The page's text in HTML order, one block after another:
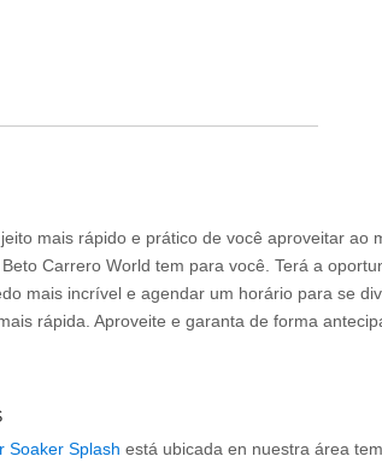
mais rápido e prático de você aproveitar ao
Carrero World tem para você. Terá a
mais incrível e agendar um horário para se
rápida. Aproveite e garanta de forma
Soaker Splash está ubicada en nuestra área